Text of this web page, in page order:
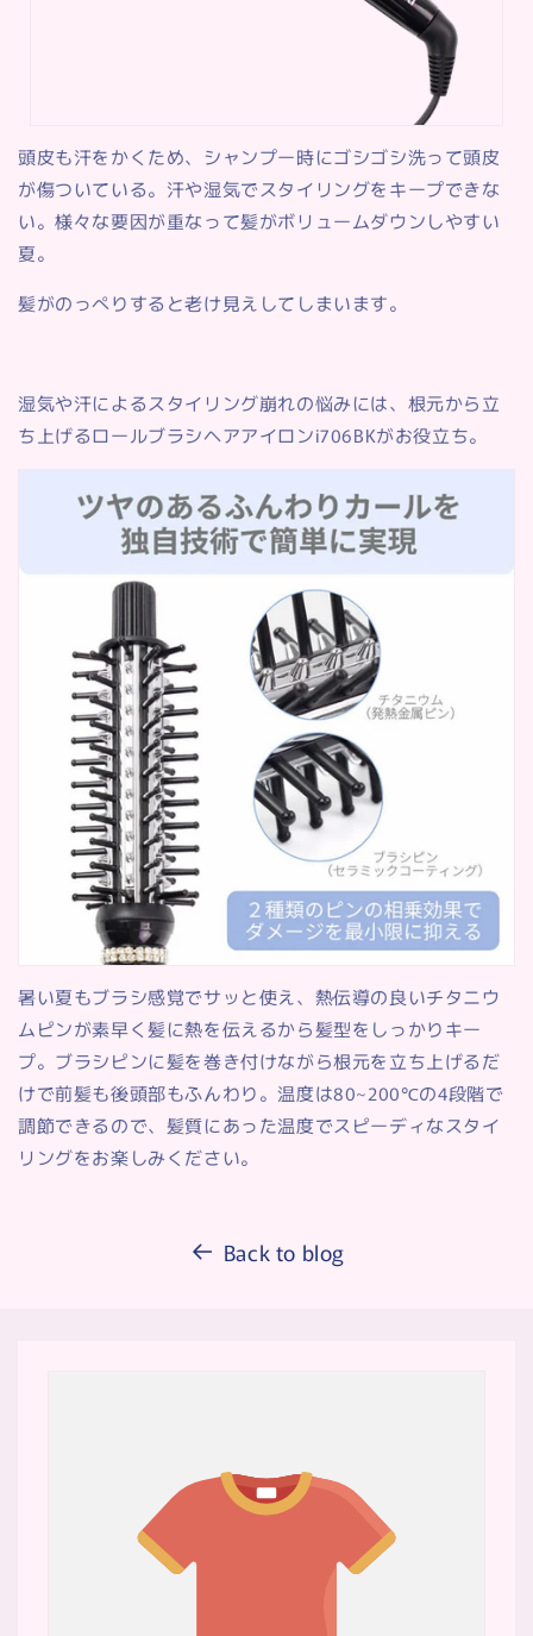
頭皮も汗をかくため、シャンプー時にゴシゴシ洗って頭皮
が傷ついている。汗や湿気でスタイリングをキープできな
い。様々な要因が重なって髪がボリュームダウンしやすい
夏。
髪がのっぺりすると老け見えしてしまいます。
湿気や汗によるスタイリング崩れの悩みには、根元から立
ち上げるロールブラシヘアアイロンi706BKがお役立ち。
暑い夏もブラシ感覚でサッと使え、熱伝導の良いチタニウ
ムピンが素早く髪に熱を伝えるから髪型をしっかりキー
プ。ブラシピンに髪を巻き付けながら根元を立ち上げるだ
けで前髪も後頭部もふんわり。温度は80~200℃の4段階で
調節できるので、髪質にあった温度でスピーディなスタイ
リングをお楽しみください。
Back to blog